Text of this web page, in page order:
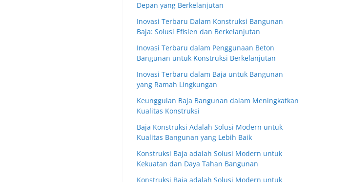
Depan yang Berkelanjutan
Inovasi Terbaru Dalam Konstruksi Bangunan
Baja: Solusi Efisien dan Berkelanjutan
Inovasi Terbaru dalam Penggunaan Beton
Bangunan untuk Konstruksi Berkelanjutan
Inovasi Terbaru dalam Baja untuk Bangunan
yang Ramah Lingkungan
Keunggulan Baja Bangunan dalam Meningkatkan
Kualitas Konstruksi
Baja Konstruksi Adalah Solusi Modern untuk
Kualitas Bangunan yang Lebih Baik
Konstruksi Baja adalah Solusi Modern untuk
Kekuatan dan Daya Tahan Bangunan
Konstruksi Baja adalah Solusi Modern untuk